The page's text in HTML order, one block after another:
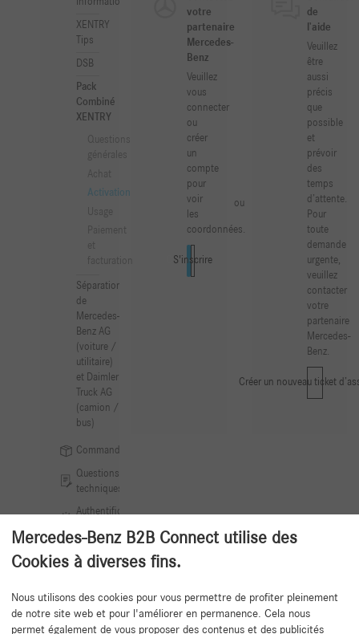
XENTRY
Tips
DSB
Pack
Combiné
XENTRY
Questions
générales
Achat
Activation
Usage
Paiement
et
facturation
Séparation
de
Mercedes-
Benz AG
(voiture /
utilitaire)
et Daimler
Truck AG
(camion /
bus)
Commandes
Questions
techniques
Authentification
votre
partenaire
Mercedes-
Benz
Veuillez
vous
connecter
ou
créer
un
compte
pour
voir
les
coordonnées.
Connexion
S'inscrire
ou
de
l’aide
Veuillez
être
aussi
précis
que
possible
et
prévoir
des
temps
d’attente.
Pour
toute
demande
urgente,
veuillez
contacter
votre
partenaire
Mercedes-
Benz.
Créer un nouveau ticket
Mercedes-Benz B2B Connect utilise des
Cookies à diverses fins.
Nous utilisons des cookies pour vous permettre de profiter pleinement
de notre site web et pour l'améliorer en permanence. Cela nous
permet également de vous proposer des contenus et des publicités
Retour au début